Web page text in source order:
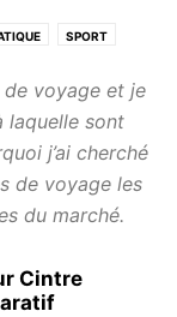
SPORT
de voyage et je
laquelle sont
j’ai cherché
de voyage les
du marché.
Cintre